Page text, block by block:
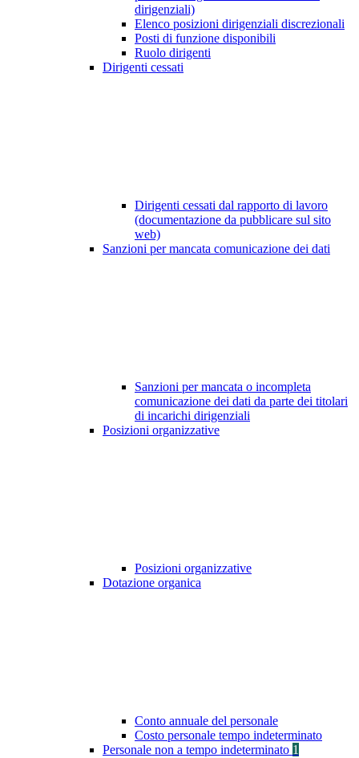
dirigenziali)
Elenco posizioni dirigenziali discrezionali
Posti di funzione disponibili
Ruolo dirigenti
Dirigenti cessati
Dirigenti cessati dal rapporto di lavoro
(documentazione da pubblicare sul sito
web)
Sanzioni per mancata comunicazione dei dati
Sanzioni per mancata o incompleta
comunicazione dei dati da parte dei titolari
di incarichi dirigenziali
Posizioni organizzative
Posizioni organizzative
Dotazione organica
Conto annuale del personale
Costo personale tempo indeterminato
Personale non a tempo indeterminato 1